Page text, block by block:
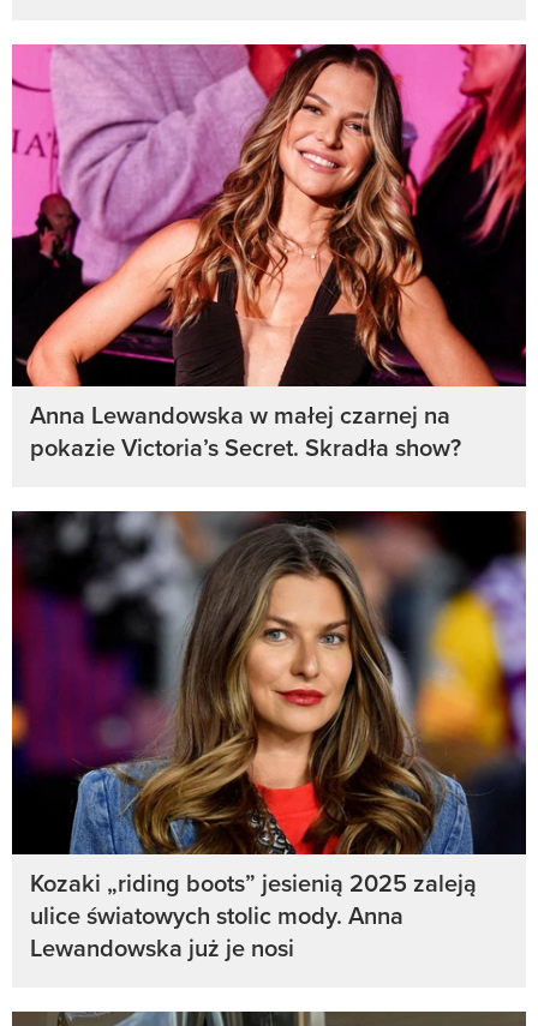
Anna Lewandowska w małej czarnej na
pokazie Victoria’s Secret. Skradła show?
Kozaki „riding boots” jesienią 2025 zaleją
ulice światowych stolic mody. Anna
Lewandowska już je nosi